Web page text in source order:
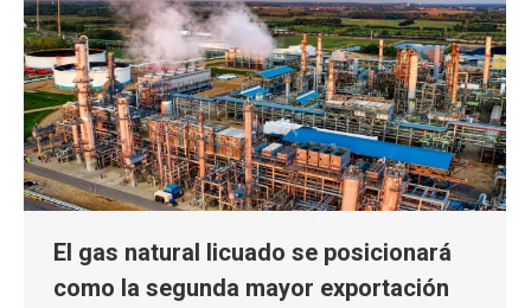
El gas natural licuado se posicionará
como la segunda mayor exportación